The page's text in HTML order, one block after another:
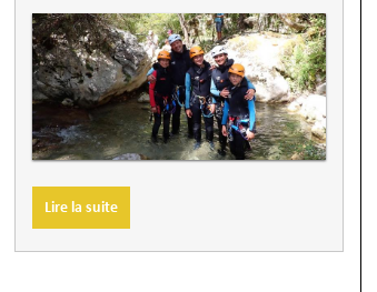
Lire la suite